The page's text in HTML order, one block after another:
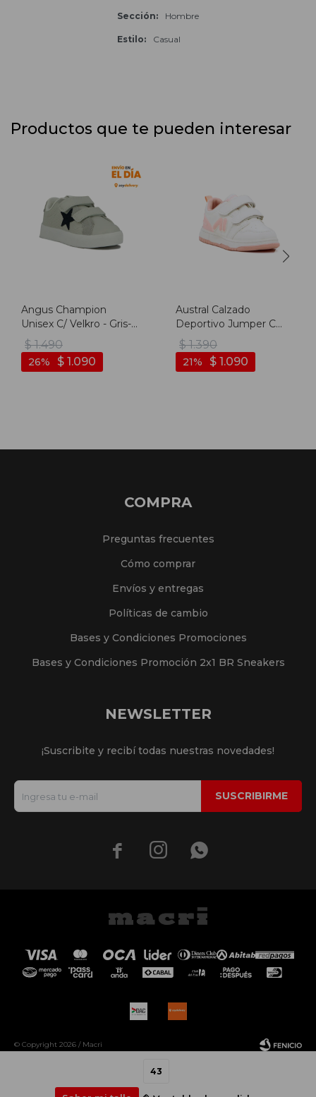
43
Sección Hombre
Estilo Casual
Productos que te pueden interesar
Angus Champion
Unisex C/ Velkro - Gris-
marino
$ 1.490
$ 1.090
26
Austral Calzado
Deportivo Jumper C
Niño/a Con Velcro -
Blanco-rosa Claro
$ 1.390
$ 1.090
21
COMPRA
Preguntas frecuentes
Cómo comprar
Envíos y entregas
Políticas de cambio
Bases y Condiciones Promociones
Bases y Condiciones Promoción 2x1 BR Sneakers
NEWSLETTER
¡Suscribite y recibí todas nuestras novedades!
SUSCRIBIRME
  
© Copyright 2026 / Macri